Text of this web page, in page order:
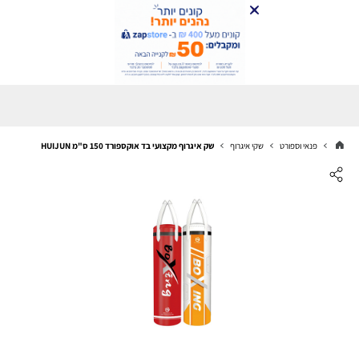
פנאי וספורט שקי איגרוף שק איגרוף מקצועי בד אוקספורד 150 ס"מ HUIJUN